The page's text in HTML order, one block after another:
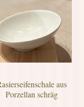
aus
Porzellan schräg